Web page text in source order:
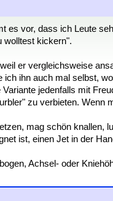
es vor, dass ich Leute
wolltest kickern".
er vergleichsweise
ihn auch mal selbst,
jedenfalls mit
zu verbieten.
mag schön knallen,
ist, einen Jet in der
Achsel- oder